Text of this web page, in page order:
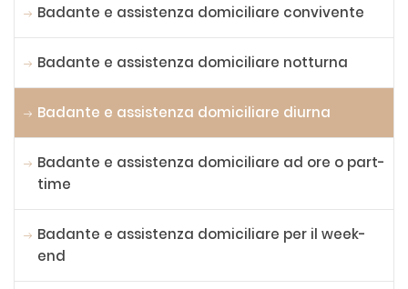
Badante e assistenza domiciliare convivente
Badante e assistenza domiciliare notturna
Badante e assistenza domiciliare diurna
Badante e assistenza domiciliare ad ore o part-
time
Badante e assistenza domiciliare per il week-
end